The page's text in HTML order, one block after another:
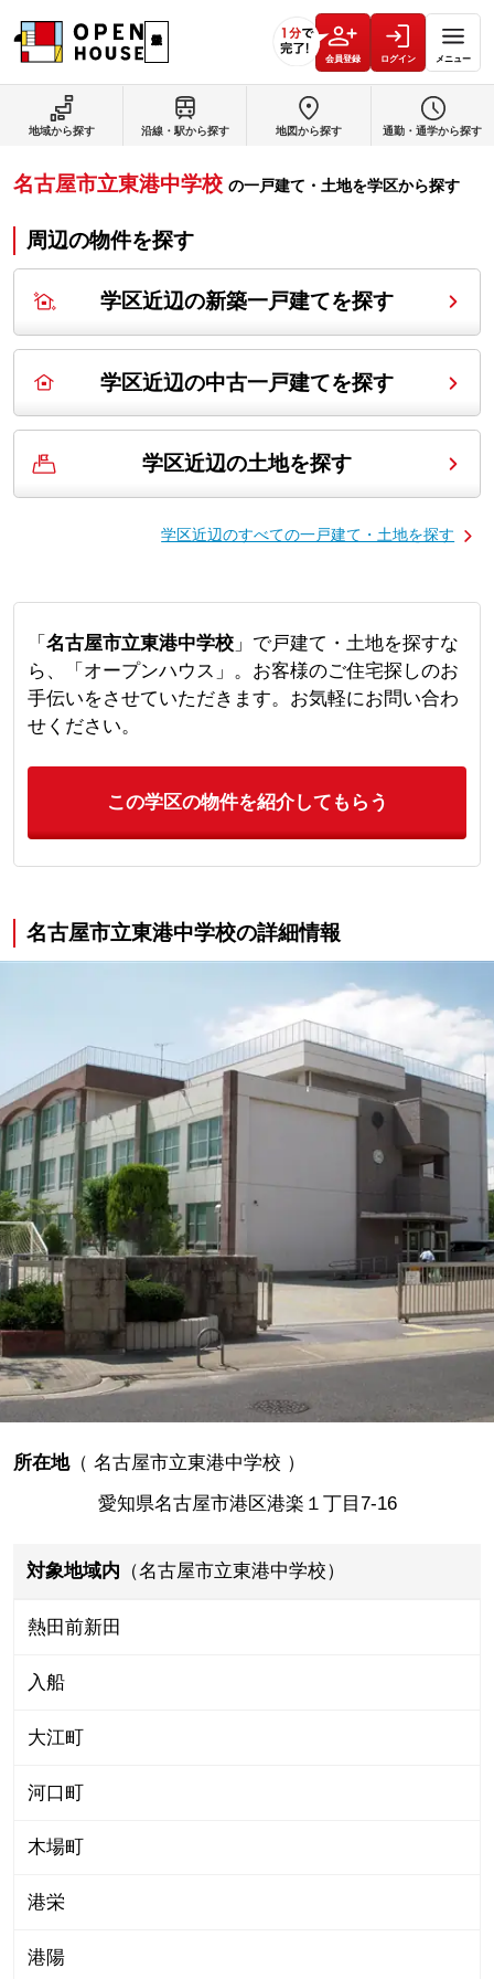
会員登録 ログイン メニュー
地域から探す 沿線・駅から探す 地図から探す 通勤・通学から探す
名古屋市立東港中学校 の一戸建て・土地を学区から探す
周辺の物件を探す
学区近辺の新築一戸建てを探す
学区近辺の中古一戸建てを探す
学区近辺の土地を探す
学区近辺のすべての一戸建て・土地を探す
「 名古屋市立東港中学校」で戸建て・土地を探すな
ら、「オープンハウス」。お客様のご住宅探しのお
手伝いをさせていただきます。お気軽にお問い合わ
せください。
この学区の物件を紹介してもらう
名古屋市立東港中学校の詳細情報
所在地（ 名古屋市立東港中学校 ）
愛知県名古屋市港区港楽１丁目7-16
対象地域内 （名古屋市立東港中学校）
熱田前新田
入船
大江町
河口町
木場町
港栄
港陽